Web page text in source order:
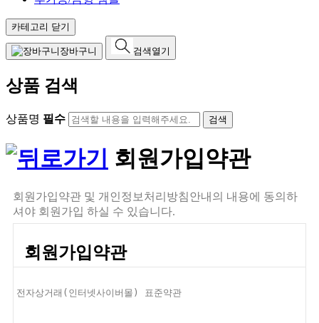
카테고리 닫기
장바구니 검색열기
상품 검색
상품명 필수
회원가입약관
회원가입약관 및 개인정보처리방침안내의 내용에 동의하
셔야 회원가입 하실 수 있습니다.
회원가입약관